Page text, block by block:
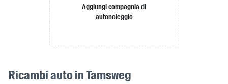
Aggiungi compagnia di
autonoleggio
Ricambi auto in Tamsweg